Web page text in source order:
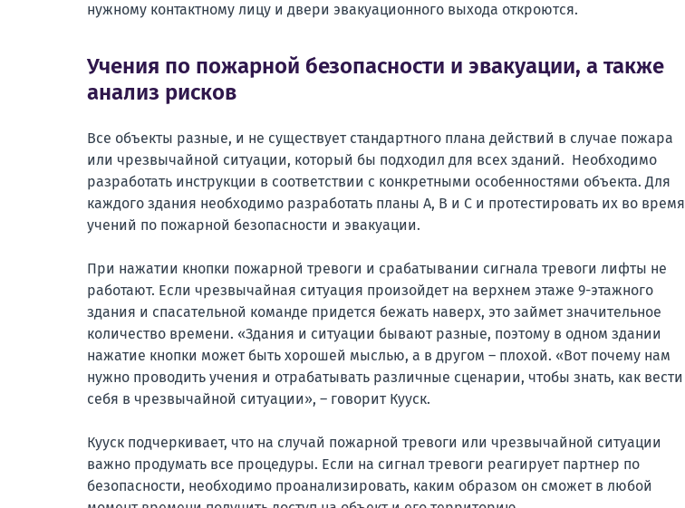
нужному контактному лицу и двери эвакуационного выхода откроются.
Учения по пожарной безопасности и эвакуации, а также
анализ рисков
Все объекты разные, и не существует стандартного плана действий в случае пожара
или чрезвычайной ситуации, который бы подходил для всех зданий. Необходимо
разработать инструкции в соответствии с конкретными особенностями объекта. Для
каждого здания необходимо разработать планы A, B и C и протестировать их во время
учений по пожарной безопасности и эвакуации.
При нажатии кнопки пожарной тревоги и срабатывании сигнала тревоги лифты не
работают. Если чрезвычайная ситуация произойдет на верхнем этаже 9-этажного
здания и спасательной команде придется бежать наверх, это займет значительное
количество времени. «Здания и ситуации бывают разные, поэтому в одном здании
нажатие кнопки может быть хорошей мыслью, а в другом – плохой. «Вот почему нам
нужно проводить учения и отрабатывать различные сценарии, чтобы знать, как вести
себя в чрезвычайной ситуации», – говорит Кууск.
Кууск подчеркивает, что на случай пожарной тревоги или чрезвычайной ситуации
важно продумать все процедуры. Если на сигнал тревоги реагирует партнер по
безопасности, необходимо проанализировать, каким образом он сможет в любой